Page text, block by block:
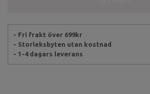
- Fri frakt över 699kr
- Storleksbyten utan kostnad
- 1-4 dagars leverans